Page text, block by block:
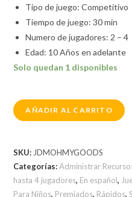
Tipo de juego: Competitivo
Tiempo de juego: 30 min
Numero de jugadores: 2 – 4
Edad: 10 Años en adelante
Solo quedan 1 disponibles
AÑADIR AL CARRITO
SKU: JDMOHMYGOODS
Categorías:Administrar
hasta 4 jugadores, En español,
Para Niños, Premiados, Rápidos,